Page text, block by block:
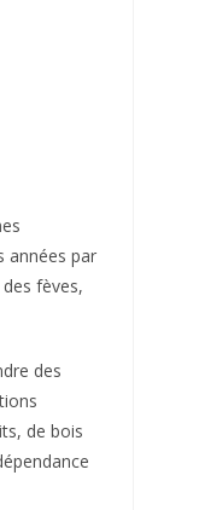
années par
fèves,
des
de bois